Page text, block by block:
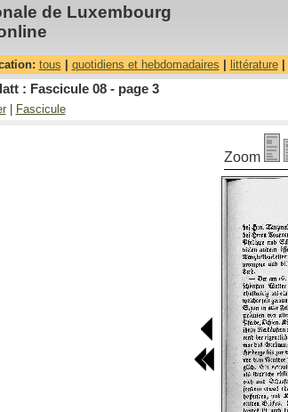
de Luxembourg
tous quotidiens et hebdomadaires littérature|
: Fascicule 08 - page 3
| Fascicule
Zoom